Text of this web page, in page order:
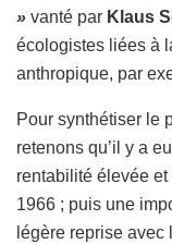
» vanté par Klaus
écologistes liées à
anthropique, par
Pour synthétiser le
retenons qu’il y a
rentabilité élevée
1966 ; puis une
légère reprise